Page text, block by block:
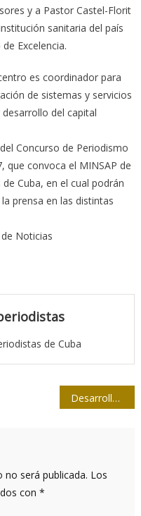
y a Pastor Castel-Florit
sanitaria del país
Excelencia.
es coordinador para
de sistemas y servicios
del capital
Concurso de Periodismo
que convoca el MINSAP de
Cuba, en el cual podrán
prensa en las distintas
Noticias
de Cuba
Desarrollarán en Las Tunas evento científico sobre la prensa
será publicada. Los
con *